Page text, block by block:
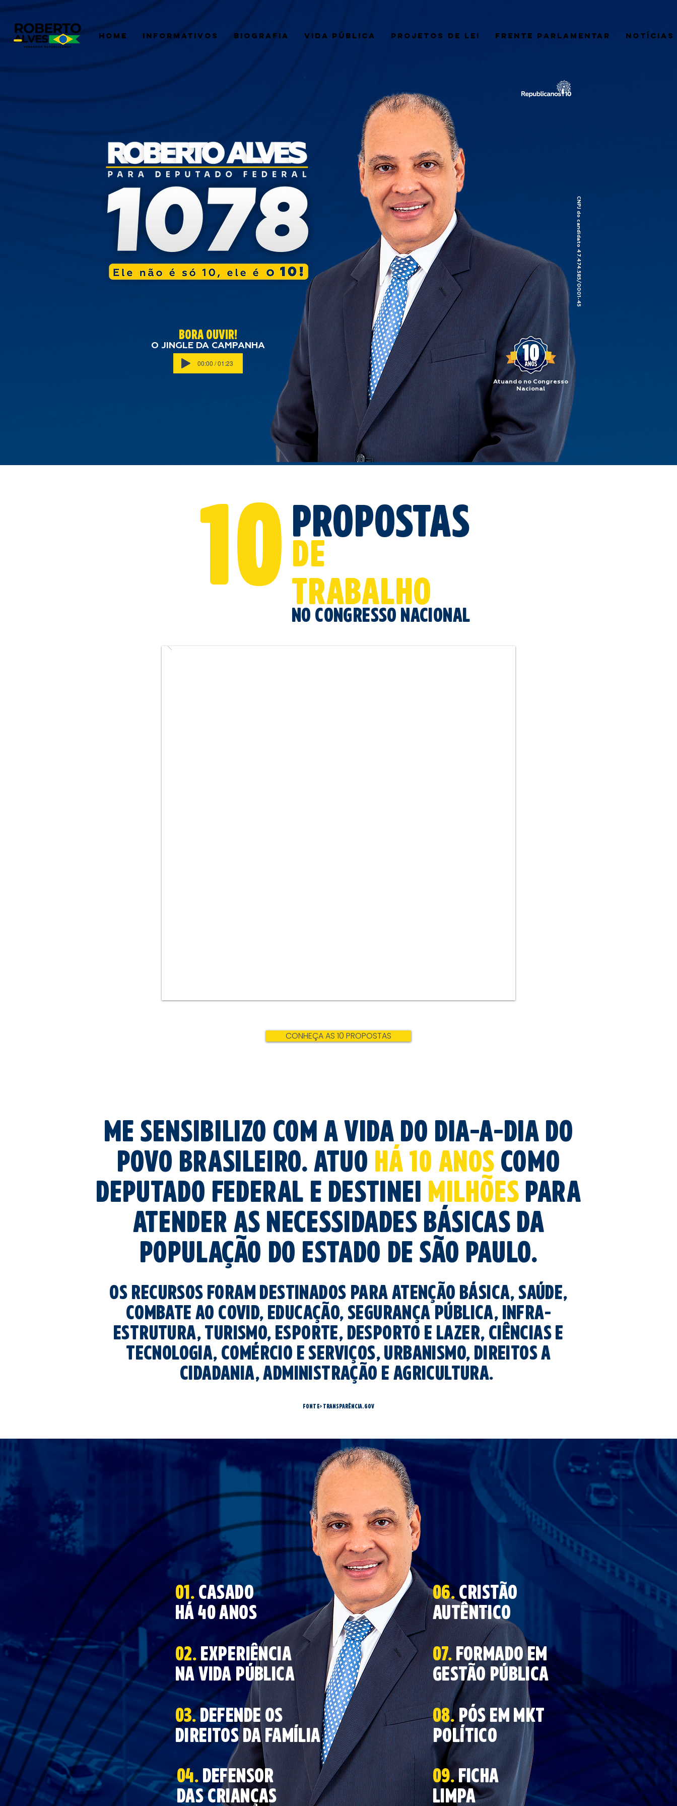
HOME INFORMATIVOS BIOGRAFIA VIDA PÚBLICA PROJETOS DE LEI FRENTE PARLAMENTAR NOTÍCIAS
Atuando no Congresso
Nacional
CNPJ do candidato 47.474.585/0001-45
00:00 / 01:23
BORA OUVIR!
O JINGLE DA CAMPANHA
10propostas
de
trabalho
no congresso nacional
CONHEÇA AS 10 PROPOSTAS
me sensibilizo com a vida do dia-a-dia do
povo brasileiro. atuo HÁ 10 ANOScomo
deputado federal e destinei milhõespara
atender as necessidades básicas da
população DO ESTADO DE SÃO PAULO.
os recursos foram destinados para atenção básica, saúde,
combate ao covid, educação, segurança pública, infra-
estrutura, turismo, esporte, desporto e lazer, ciências e
tecnologia, comércio e serviços, urbanismo, direitos a
cidadania, administração e agricultura.
fonte> transparência.gov
01.casado
há 40 anos
02.experiência
na vida pública
07.formado em
gestão pública
03.defende OS
DIREITOS DA FAMÍLIA
06.cRISTÃO
AUTÊNTICO
04.DEFENSOR
DASCRIANÇAS
08.pós emmkt
político
09.ficha
limpa